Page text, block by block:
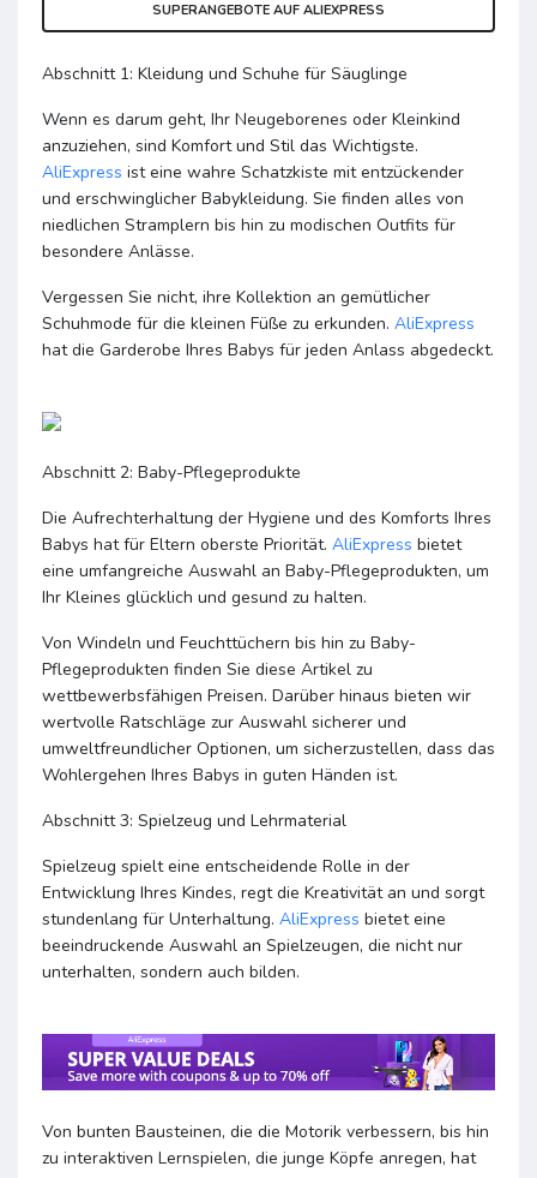
SUPERANGEBOTE AUF ALIEXPRESS
Abschnitt 1: Kleidung und Schuhe für Säuglinge
Wenn es darum geht, Ihr Neugeborenes oder Kleinkind
anzuziehen, sind Komfort und Stil das Wichtigste.
AliExpress ist eine wahre Schatzkiste mit entzückender
und erschwinglicher Babykleidung. Sie finden alles von
niedlichen Stramplern bis hin zu modischen Outfits für
besondere Anlässe.
Vergessen Sie nicht, ihre Kollektion an gemütlicher
Schuhmode für die kleinen Füße zu erkunden. AliExpress
hat die Garderobe Ihres Babys für jeden Anlass abgedeckt.
Abschnitt 2: Baby-Pflegeprodukte
Die Aufrechterhaltung der Hygiene und des Komforts Ihres
Babys hat für Eltern oberste Priorität. AliExpress bietet
eine umfangreiche Auswahl an Baby-Pflegeprodukten, um
Ihr Kleines glücklich und gesund zu halten.
Von Windeln und Feuchttüchern bis hin zu Baby-
Pflegeprodukten finden Sie diese Artikel zu
wettbewerbsfähigen Preisen. Darüber hinaus bieten wir
wertvolle Ratschläge zur Auswahl sicherer und
umweltfreundlicher Optionen, um sicherzustellen, dass das
Wohlergehen Ihres Babys in guten Händen ist.
Abschnitt 3: Spielzeug und Lehrmaterial
Spielzeug spielt eine entscheidende Rolle in der
Entwicklung Ihres Kindes, regt die Kreativität an und sorgt
stundenlang für Unterhaltung. AliExpress bietet eine
beeindruckende Auswahl an Spielzeugen, die nicht nur
unterhalten, sondern auch bilden.
Von bunten Bausteinen, die die Motorik verbessern, bis hin
zu interaktiven Lernspielen, die junge Köpfe anregen, hat